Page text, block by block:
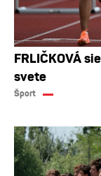
FRLIČKOVÁ
svete
Šport